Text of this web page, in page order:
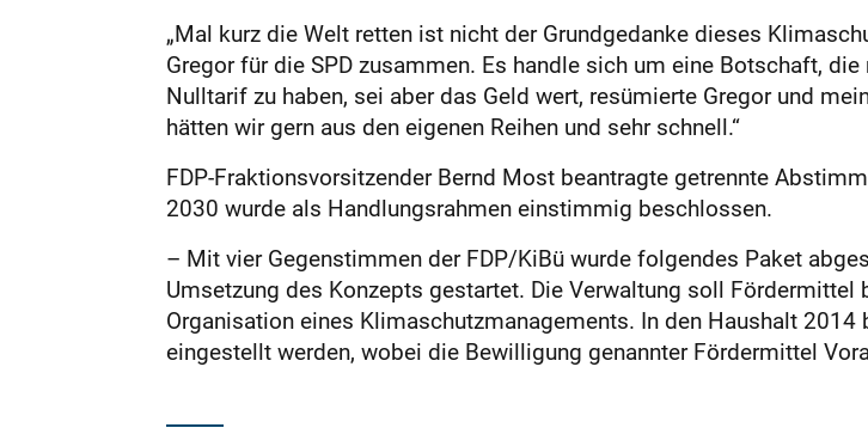
„Mal kurz die Welt retten ist nicht der Grundgedanke dieses
Gregor für die SPD zusammen. Es handle sich um eine Botschaft,
Nulltarif zu haben, sei aber das Geld wert, resümierte Gregor und
hätten wir gern aus den eigenen Reihen und sehr schnell.“
FDP-Fraktionsvorsitzender Bernd Most beantragte getrennte
2030 wurde als Handlungsrahmen einstimmig beschlossen.
– Mit vier Gegenstimmen der FDP/KiBü wurde folgendes Paket
Umsetzung des Konzepts gestartet. Die Verwaltung soll
Organisation eines Klimaschutzmanagements. In den Haushalt
eingestellt werden, wobei die Bewilligung genannter Fördermittel